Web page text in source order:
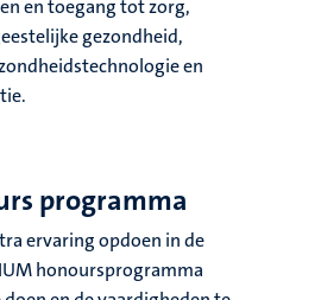
en toegang tot zorg,
gezondheid,
en
programma
ervaring opdoen in de
honoursprogramma